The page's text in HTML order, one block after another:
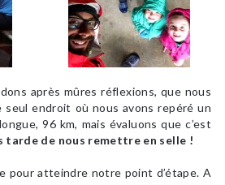
après mûres réflexions, que nous
seul endroit où nous avons repéré un
96 km, mais évaluons que c’est
tarde de nous remettre en selle !
pour atteindre notre point d’étape. A